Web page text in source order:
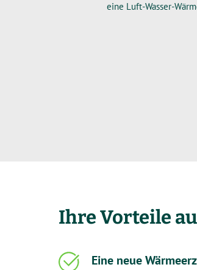
eine Luft-Wasser-
Ihre Vorteile
Eine neue